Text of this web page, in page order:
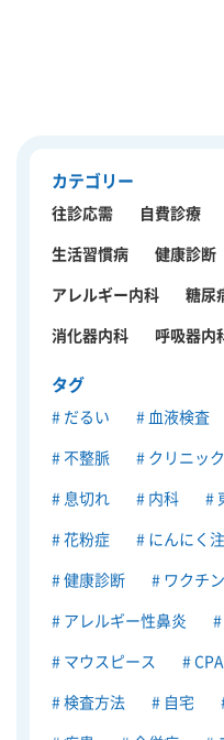
カテゴリー
往診応需 自費診療
生活習慣病 健康診断
アレルギー内科 糖尿
消化器内科 呼吸器内
タグ
だるい 血液検査
不整脈 クリニック
息切れ 内科
花粉症 にんにく
健康診断 ワクチン
アレルギー性鼻炎
マウスピース
検査方法 自宅